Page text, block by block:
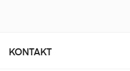
KONTAKT